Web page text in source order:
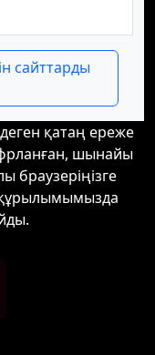
сайттарды
қатаң ереже
шынайы
браузеріңізге